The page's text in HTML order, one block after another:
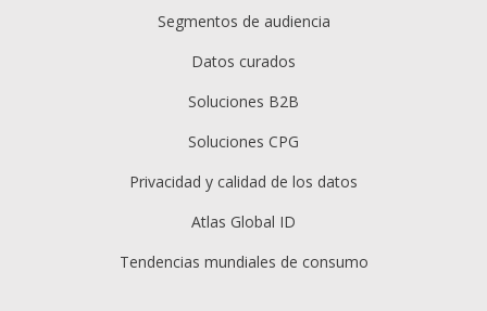
Segmentos de audiencia
Datos curados
Soluciones B2B
Soluciones CPG
Privacidad y calidad de los datos
Atlas Global ID
Tendencias mundiales de consumo